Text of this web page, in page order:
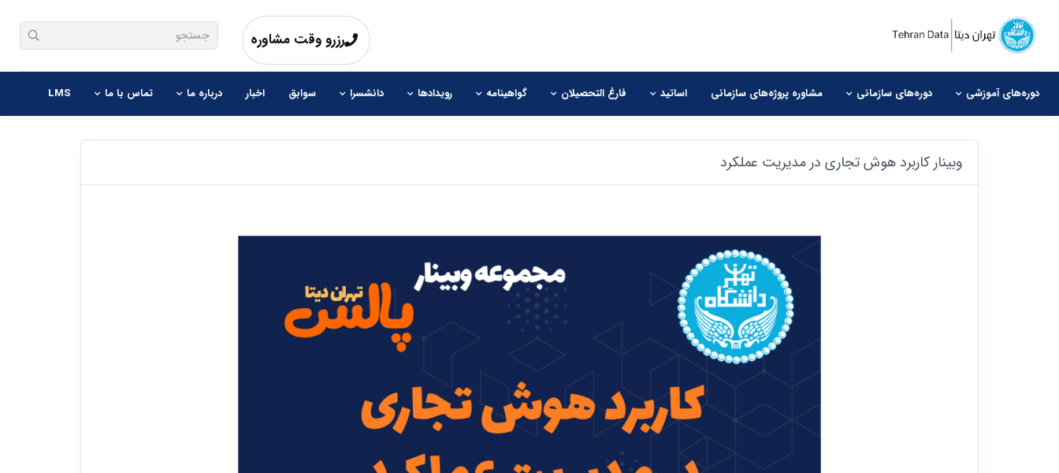
رزرو وقت مشاوره
دوره‌های آموزشی دوره‌های سازمانی مشاوره‌ پروژه‌های سازمانی اساتید فارغ التحصیلان گواهینامه رویدادها دانشسرا سوابق اخبار درباره ما تماس با ما LMS
وبینار کاربرد هوش تجاری در مدیریت عملکرد